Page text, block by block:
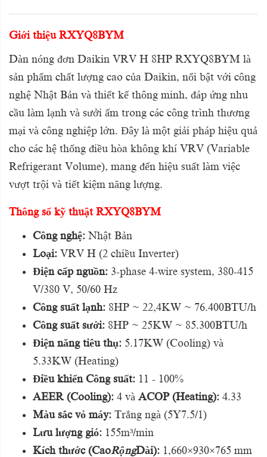
Giới thiệu RXYQ8BYM
Dàn nóng đơn Daikin VRV H 8HP RXYQ8BYM là
sản phẩm chất lượng cao của Daikin, nổi bật với công
nghệ Nhật Bản và thiết kế thông minh, đáp ứng nhu
cầu làm lạnh và sưởi ấm trong các công trình thương
mại và công nghiệp lớn. Đây là một giải pháp hiệu quả
cho các hệ thống điều hòa không khí VRV (Variable
Refrigerant Volume), mang đến hiệu suất làm việc
vượt trội và tiết kiệm năng lượng.
Thông số kỹ thuật RXYQ8BYM
Công nghệ: Nhật Bản
Loại: VRV H (2 chiều Inverter)
Điện cấp nguồn: 3-phase 4-wire system, 380-415
V/380 V, 50/60 Hz
Công suất lạnh: 8HP ~ 22,4KW ~ 76.400BTU/h
Công suất sưởi: 8HP ~ 25KW ~ 85.300BTU/h
Điện năng tiêu thụ: 5.17KW (Cooling) và
5.33KW (Heating)
Điều khiển Công suất: 11 - 100%
AEER (Cooling): 4 và ACOP (Heating): 4.33
Màu sắc vỏ máy: Trắng ngà (5Y7.5/1)
Lưu lượng gió: 155m³/min
Kích thước (CaoRộngDài): 1,660×930×765 mm